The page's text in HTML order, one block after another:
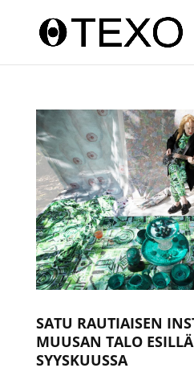
SATU RAUTIAISEN
MUUSAN TALO
SYYSKUUSSA